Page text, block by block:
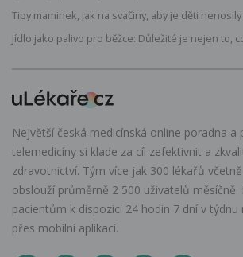
Tipy maminek, jak na svačiny, aby je děti
Jídlo jako palivo pro běžce: Důležité je nejen to,
Největší česká medicínská online poradna a
telemedicíny si klade za cíl zefektivnit a
zdravotnictví. Tým více jak 300 lékařů
obslouží průměrně 2 500 uživatelů měsíčně.
pacientům k dispozici 24 hodin 7 dní v týdnu
přes mobilní aplikaci.